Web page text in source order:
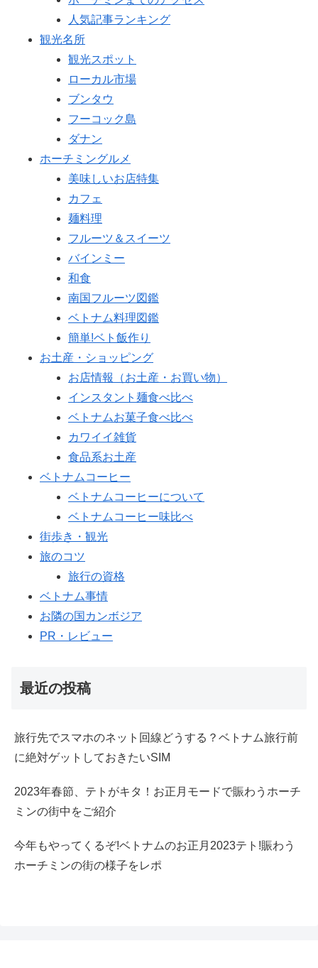
人気記事ランキング
観光名所
観光スポット
ローカル市場
ブンタウ
フーコック島
ダナン
ホーチミングルメ
美味しいお店特集
カフェ
麺料理
フルーツ＆スイーツ
バインミー
和食
南国フルーツ図鑑
ベトナム料理図鑑
簡単!ベト飯作り
お土産・ショッピング
お店情報（お土産・お買い物）
インスタント麺食べ比べ
ベトナムお菓子食べ比べ
カワイイ雑貨
食品系お土産
ベトナムコーヒー
ベトナムコーヒーについて
ベトナムコーヒー味比べ
街歩き・観光
旅のコツ
旅行の資格
ベトナム事情
お隣の国カンボジア
PR・レビュー
最近の投稿
旅行先でスマホのネット回線どうする？ベトナム旅行前
に絶対ゲットしておきたいSIM
2023年春節、テトがキタ！お正月モードで賑わうホーチ
ミンの街中をご紹介
今年もやってくるぞ!ベトナムのお正月2023テト!賑わう
ホーチミンの街の様子をレポ